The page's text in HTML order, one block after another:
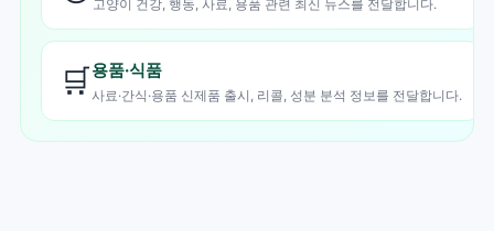
고양이 건강, 행동, 사료, 용품 관련 최신 뉴스를 전달합니다.
🛒용품·식품
사료·간식·용품 신제품 출시, 리콜, 성분 분석 정보를 전달합니다.